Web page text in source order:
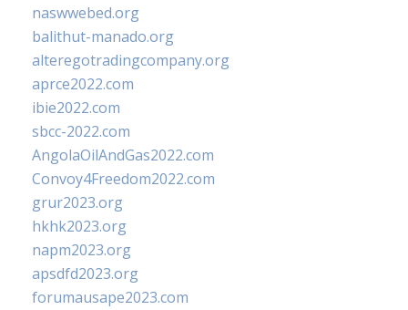
naswwebed.org
balithut-manado.org
alteregotradingcompany.org
aprce2022.com
ibie2022.com
sbcc-2022.com
AngolaOilAndGas2022.com
Convoy4Freedom2022.com
grur2023.org
hkhk2023.org
napm2023.org
apsdfd2023.org
forumausape2023.com